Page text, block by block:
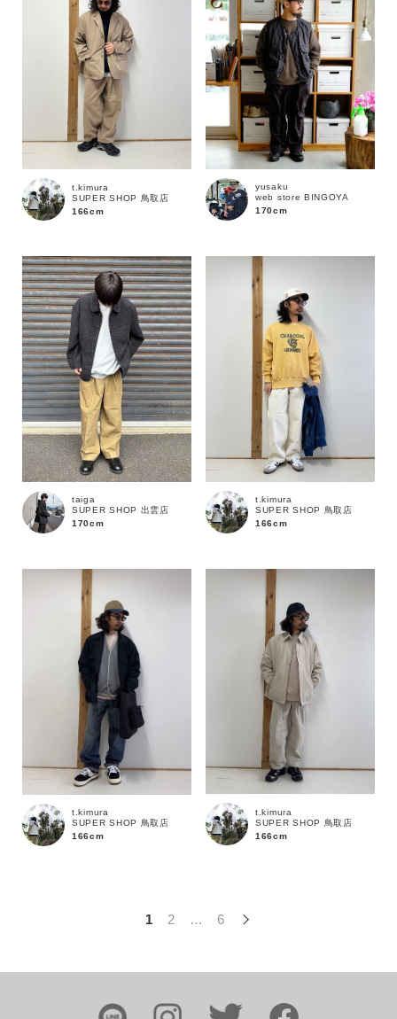
この条件で絞り込む
t.kimura
SUPER SHOP 鳥取店
166cm
yusaku
web store BINGOYA
170cm
taiga
SUPER SHOP 出雲店
170cm
t.kimura
SUPER SHOP 鳥取店
166cm
t.kimura
SUPER SHOP 鳥取店
166cm
t.kimura
SUPER SHOP 鳥取店
166cm
1 2 … 6